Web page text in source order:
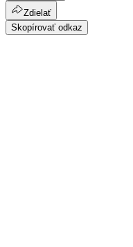
Zdielať
Skopírovať odkaz